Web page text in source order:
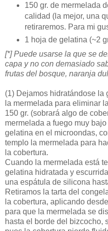
150 gr. de mermelada
calidad (la mejor, una
retiraremos. Para mi
1 hoja de gelatina (~2
[*] Puede usarse la que se
capa y no con demasiado
frutas del bosque, naranja
(1) Dejamos hidratándose la
la mermelada para eliminar
150 gr. (sobrará algo de
mermelada a fuego muy
gelatina en el microondas,
templo la mermelada para
la cobertura.
Cuando la mermelada está
gelatina hidratada y
una espátula de silicona
Retiramos la tarta del
la cobertura, aplicando
para que la mermelada se
hasta el borde del bizcocho,